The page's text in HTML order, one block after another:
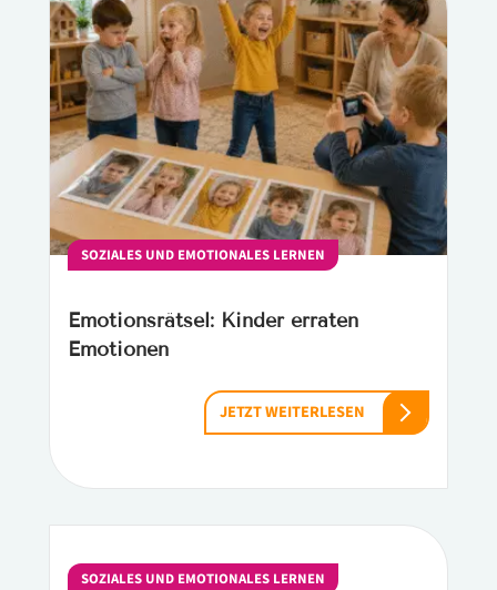
SOZIALES UND EMOTIONALES LERNEN
Emotionsrätsel: Kinder erraten
Emotionen
JETZT WEITERLESEN
SOZIALES UND EMOTIONALES LERNEN